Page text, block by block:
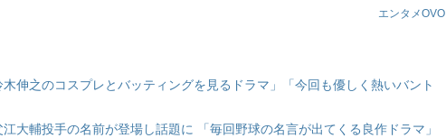
エンタメOVO
木伸之のコスプレとバッティングを見るドラマ」「今回も優しく熱いバント
江大輔投手の名前が登場し話題に 「毎回野球の名言が出てくる良作ドラマ」